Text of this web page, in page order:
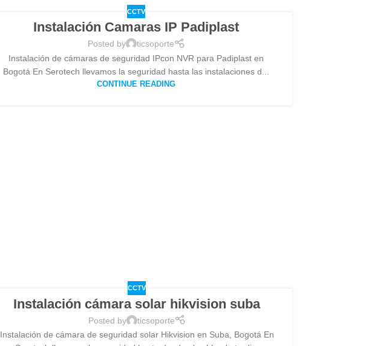
CCTV
Instalación Camaras IP Padiplast
Posted by
ticsoporte
Instalación de cámaras de seguridad IPcon NVR para Padiplast en
Bogotá En Serotech llevamos la seguridad hasta las instalaciones d...
CONTINUE READING
CCTV
Instalación cámara solar hikvision suba
Posted by
ticsoporte
Instalación de cámara de seguridad solar Hikvision en Suba, Bogotá En